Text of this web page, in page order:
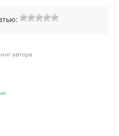
автора